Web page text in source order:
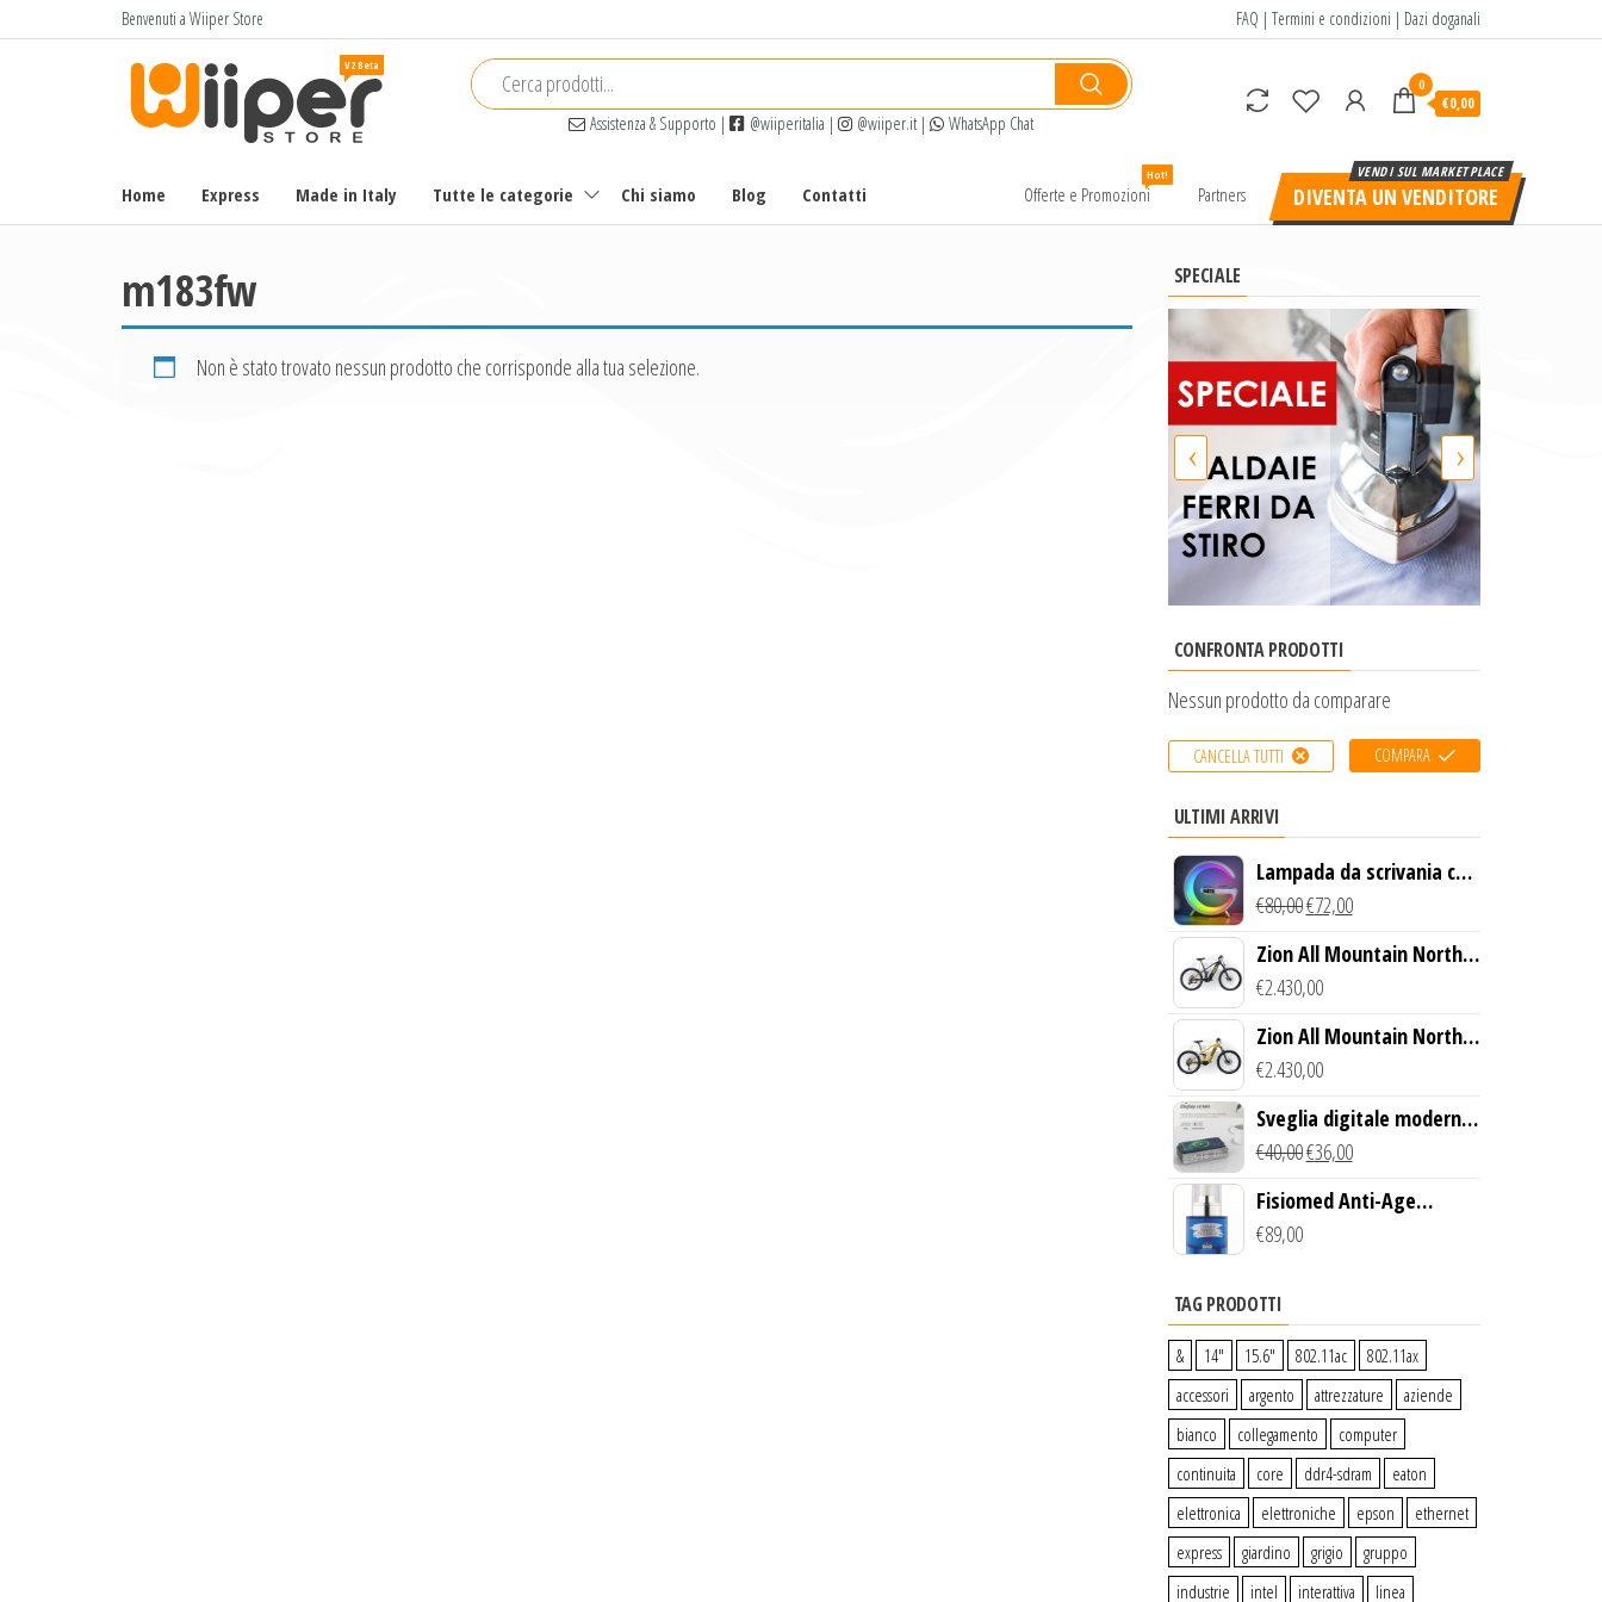
e
Benvenuti a Wiiper Store FAQ | Termini e condizioni | Dazi doganali
Wiiper
a basso
prezzo
Assistenza & Supporto | @wiiperitalia | @wiiper.it | WhatsApp Chat
0
€0,00
Home Express Made in Italy Tutte le categorie Chi siamo Blog Contatti Offerte e Promozioni
Hot!
Partners DIVENTA UN VENDITORE
m183fw
Non è stato trovato nessun prodotto che corrisponde alla tua selezione.
SPECIALE
‹ ›
CONFRONTA PRODOTTI
Nessun prodotto da comparare
CANCELLA TUTTI COMPARA
ULTIMI ARRIVI
Lampada da scrivania con
luce LED e ricarica
wireless
€80,00€72,00
Zion All Mountain North
Creek Bike (Nero)
€2.430,00
Zion All Mountain North
Creek Bike (Giallo)
€2.430,00
Sveglia digitale moderna
con Caricabatterie
Wireless Qi
€40,00€36,00
Fisiomed Anti-Age
Defense Face Serum
€89,00
TAG PRODOTTI
& 14″ 15.6″ 802.11ac
802.11ax
accessori
argento attrezzature
aziende
bianco
collegamento
computer
continuita
core ddr4-sdram
eaton
elettronica
elettroniche epson
ethernet
express
giardino grigio
gruppo
industrie
intel interattiva linea